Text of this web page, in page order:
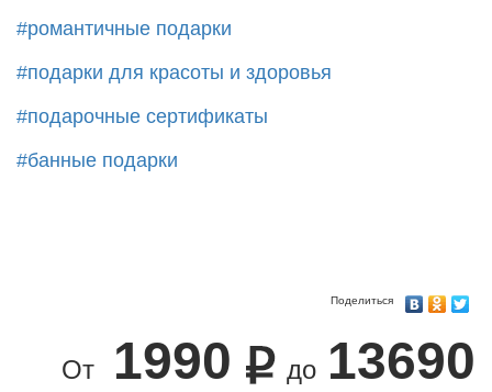
#романтичные подарки
#подарки для красоты и здоровья
#подарочные сертификаты
#банные подарки
Поделиться
От 1990 до 13690